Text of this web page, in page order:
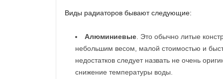
Виды радиаторов бывают следующие:
Алюминиевые . Это обычно литые
небольшим весом, малой стоимостью и
недостатков следует назвать не очень
снижение температуры воды.